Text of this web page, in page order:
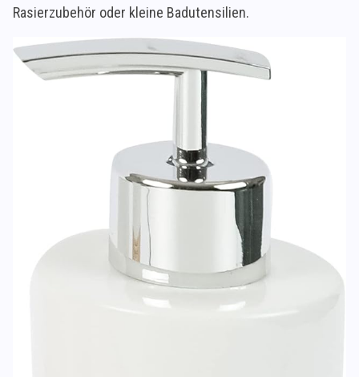
Rasierzubehör oder kleine Badutensilien.